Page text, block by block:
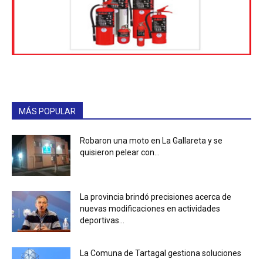
MÁS POPULAR
Robaron una moto en La Gallareta y se
quisieron pelear con...
La provincia brindó precisiones acerca de
nuevas modificaciones en actividades
deportivas...
La Comuna de Tartagal gestiona soluciones